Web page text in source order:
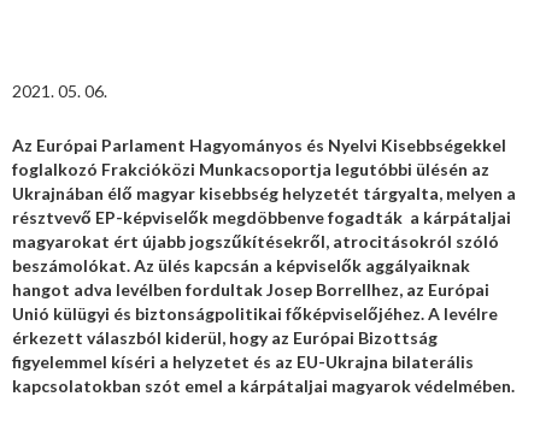
2021. 05. 06.
Az Európai Parlament Hagyományos és Nyelvi Kisebbségekkel
foglalkozó Frakcióközi Munkacsoportja legutóbbi ülésén az
Ukrajnában élő magyar kisebbség helyzetét tárgyalta, melyen a
résztvevő EP-képviselők megdöbbenve fogadták a kárpátaljai
magyarokat ért újabb jogszűkítésekről, atrocitásokról szóló
beszámolókat. Az ülés kapcsán a képviselők aggályaiknak
hangot adva levélben fordultak Josep Borrellhez, az Európai
Unió külügyi és biztonságpolitikai főképviselőjéhez. A levélre
érkezett válaszból kiderül, hogy az Európai Bizottság
figyelemmel kíséri a helyzetet és az EU-Ukrajna bilaterális
kapcsolatokban szót emel a kárpátaljai magyarok védelmében.